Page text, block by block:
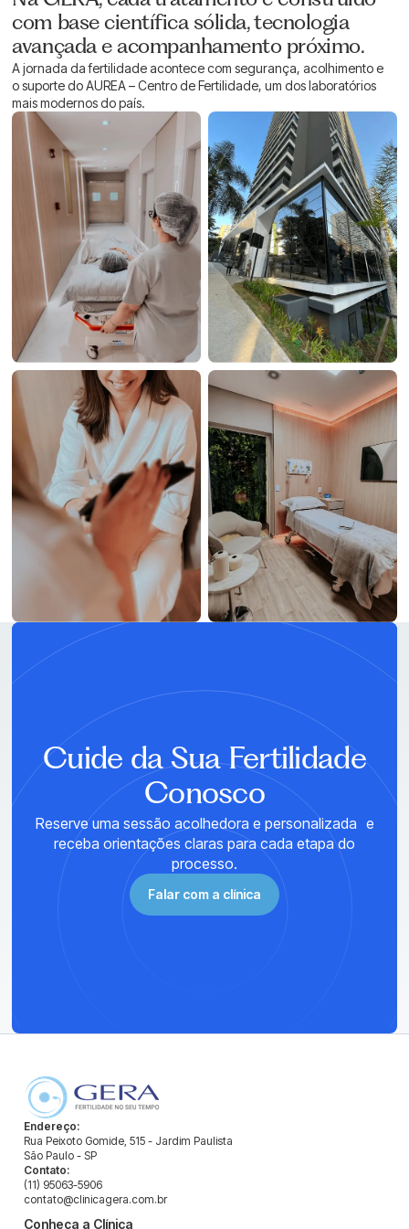
com base científica sólida, tecnologia
avançada e acompanhamento próximo.
A jornada da fertilidade acontece com segurança, acolhimento e
o suporte do AUREA – Centro de Fertilidade, um dos laboratórios
mais modernos do país.
Cuide da Sua Fertilidade
Conosco
Reserve uma sessão acolhedora e personalizada e
receba orientações claras para cada etapa do
processo.
Falar com a clínica
Endereço:
Rua Peixoto Gomide, 515 - Jardim Paulista
São Paulo - SP
Contato:
(11) 95063-5906
contato@clinicagera.com.br
Conheça a Clínica